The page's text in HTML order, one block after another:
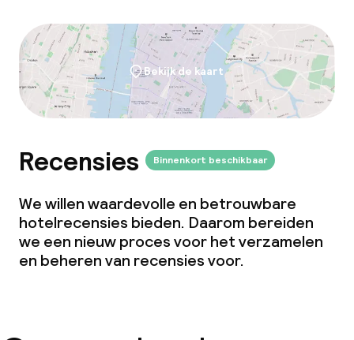
Bekijk de kaart
Recensies Binnenkort beschikbaar
We willen waardevolle en betrouwbare
hotelrecensies bieden. Daarom bereiden
we een nieuw proces voor het verzamelen
en beheren van recensies voor.